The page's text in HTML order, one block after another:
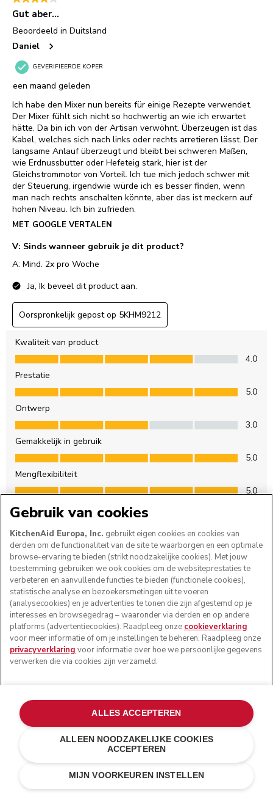
Kosten besparen€ 42,25
Gebruik van cookies
KitchenAid Europa, Inc. gebruikt eigen cookies en cookies van
derden om de functionaliteit van de site te waarborgen en een optimale
browse-ervaring te bieden (strikt noodzakelijke cookies). Met jouw
toestemming gebruiken we ook cookies om de websiteprestaties te
verbeteren en aanvullende functies te bieden (functionele cookies),
statistische analyse en bezoekersmetingen uit te voeren
(analysecookies) en je advertenties te tonen die zijn afgestemd op je
interesses en browsegedrag – waaronder via derden en op andere
platforms (advertentiecookies). Raadpleeg onze cookieverklaring
voor meer informatie of om je instellingen te beheren. Raadpleeg onze
privacyverklaring voor informatie over hoe we persoonlijke gegevens
verwerken die via cookies zijn verzameld.
MIJN VOORKEUREN INSTELLEN
ALLEEN NOODZAKELIJKE COOKIES
ACCEPTEREN
ALLES ACCEPTEREN